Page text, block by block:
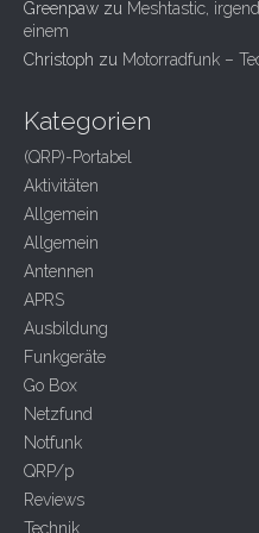
Greenpaw zu Meshtastic,
einem
Christoph zu Motorradfunk –
Kategorien
(QRP)-Portabel
Aktivitäten
Allgemein
Allgemein
Antennen
APRS
Ausbildung
Funkgeräte
Go Box
Netzfund
Notfunk
QRP/p
Reviews
Technik